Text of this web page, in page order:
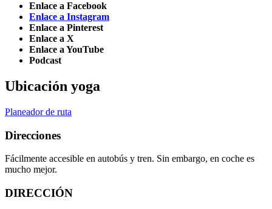
Enlace a Facebook
Enlace a Instagram
Enlace a Pinterest
Enlace a X
Enlace a YouTube
Podcast
Ubicación yoga
Planeador de ruta
Direcciones
Fácilmente accesible en autobús y tren. Sin embargo, en coche es
mucho mejor.
DIRECCIÓN